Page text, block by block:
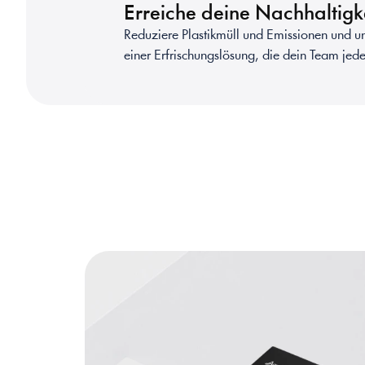
BÜROS &
Intelligente
SCHLAUEN
Kosten senken
Erreiche deine
Reduziere Plastikmüll und Emissionen und
einer Erfrischungslösung, die dein Team